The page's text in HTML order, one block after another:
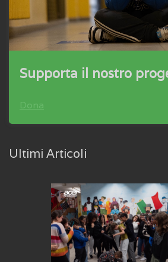
Supporta il nostro
Dona
Ultimi Articoli